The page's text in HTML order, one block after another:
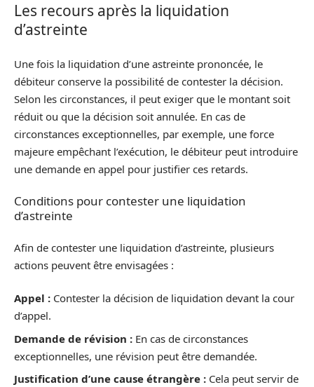
Les recours après la liquidation
d’astreinte
Une fois la liquidation d’une astreinte prononcée, le
débiteur conserve la possibilité de contester la décision.
Selon les circonstances, il peut exiger que le montant soit
réduit ou que la décision soit annulée. En cas de
circonstances exceptionnelles, par exemple, une force
majeure empêchant l’exécution, le débiteur peut introduire
une demande en appel pour justifier ces retards.
Conditions pour contester une liquidation
d’astreinte
Afin de contester une liquidation d’astreinte, plusieurs
actions peuvent être envisagées :
Appel : Contester la décision de liquidation devant la cour
d’appel.
Demande de révision : En cas de circonstances
exceptionnelles, une révision peut être demandée.
Justification d’une cause étrangère : Cela peut servir de